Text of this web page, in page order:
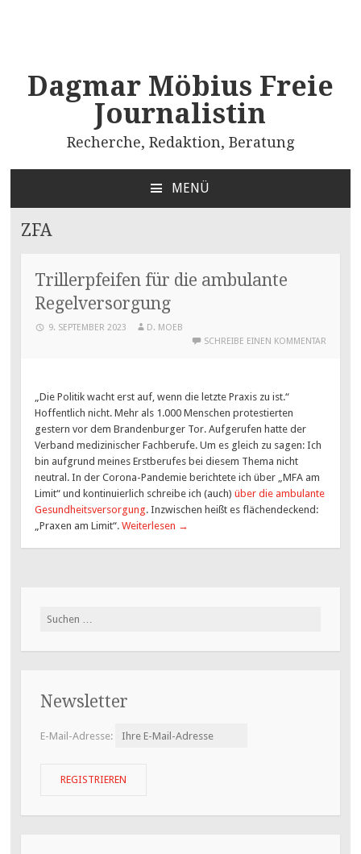
Dagmar Möbius Freie
Journalistin
Recherche, Redaktion, Beratung
MENÜ
SPRINGEN
ZFA
Trillerpfeifen für die ambulante
Regelversorgung
9. SEPTEMBER 2023
D. MOEB
SCHREIBE EINEN KOMMENTAR
„Die Politik wacht erst auf, wenn die letzte Praxis zu ist.“
Hoffentlich nicht. Mehr als 1.000 Menschen protestierten
gestern vor dem Brandenburger Tor. Aufgerufen hatte der
Verband medizinischer Fachberufe. Um es gleich zu sagen: Ich
bin aufgrund meines Erstberufes bei diesem Thema nicht
neutral. In der Corona-Pandemie berichtete ich über „MFA am
Limit“ und kontinuierlich schreibe ich (auch)über die ambulante
Gesundheitsversorgung. Inzwischen heißt es flächendeckend:
„Praxen am Limit“.Weiterlesen →
Suchen
Newsletter
E-Mail-Adresse: